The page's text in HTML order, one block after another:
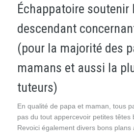
Échappatoire soutenir
descendant
(pour la majorité des
mamans et aussi la
tuteurs)
En qualité de papa et maman, tous
pas du tout appercevoir petites têtes
Revoici également divers bons plans